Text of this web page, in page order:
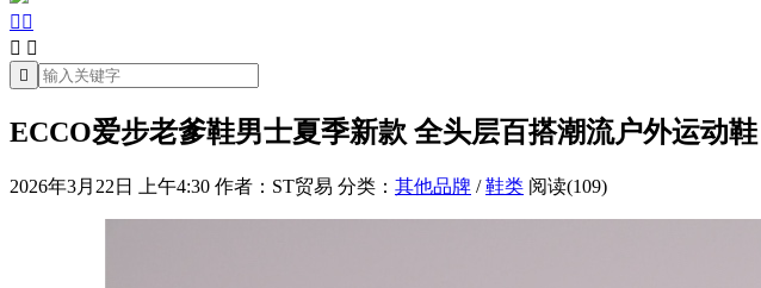
 
 

ECCO爱步老爹鞋男士夏季新款 全头层百搭潮流户外运动鞋
2026年3月22日 上午4:30 作者：ST贸易 分类： 其他品牌 /鞋类 阅读(109)